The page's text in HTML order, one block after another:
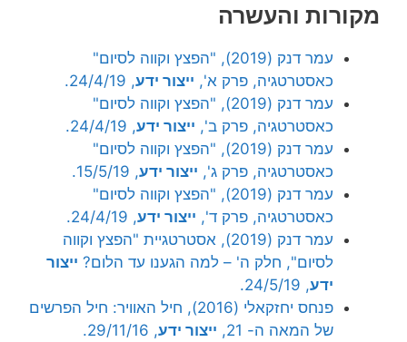
מקורות והעשרה
עמר דנק (2019), "הפצץ וקווה לסיום"
כאסטרטגיה, פרק א', ייצור ידע, 24/4/19.
עמר דנק (2019), "הפצץ וקווה לסיום"
כאסטרטגיה, פרק ב', ייצור ידע, 24/4/19.
עמר דנק (2019), "הפצץ וקווה לסיום"
כאסטרטגיה, פרק ג', ייצור ידע, 15/5/19.
עמר דנק (2019), "הפצץ וקווה לסיום"
כאסטרטגיה, פרק ד', ייצור ידע, 24/4/19.
עמר דנק (2019), אסטרטגיית "הפצץ וקווה
לסיום", חלק ה' – למה הגענו עד הלום? ייצור
ידע, 24/5/19.
פנחס יחזקאלי (2016), חיל האוויר: חיל הפרשים
של המאה ה- 21,
ייצור ידע, 29/11/16.